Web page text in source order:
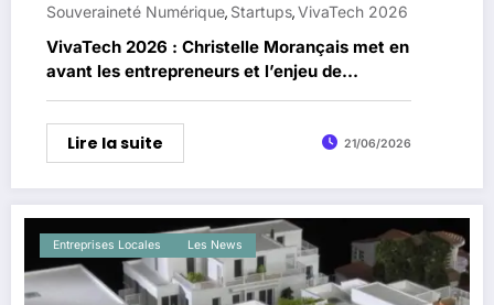
Souveraineté Numérique, Startups,VivaTech 2026
VivaTech 2026 : Christelle Morançais met en
avant les entrepreneurs et l’enjeu de
l’intelligence artificielle
Lire la suite 21/06/2026
Entreprises Locales Les News